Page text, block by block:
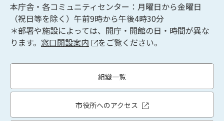
本庁舎・各コミュニティセンター：月曜日から金曜日
（祝日等を除く）午前9時から午後4時30分
＊部署や施設によっては、開庁・開館の日・時間が異な
ります。 窓口開設案内 をご覧ください。
組織一覧
市役所へのアクセス